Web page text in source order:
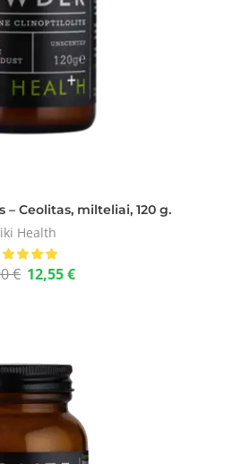
– Ceolitas, milteliai, 120 g.
Health
€ 12,55€